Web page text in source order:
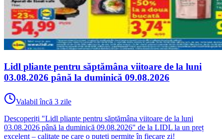
Lidl pliante pentru săptămâna viitoare de la luni
03.08.2026 până la duminică 09.08.2026
Valabil încă 3 zile
Descoperiți "Lidl pliante pentru săptămâna viitoare de la luni
03.08.2026 până la duminică 09.08.2026" de la LIDL la un preț
excelent – calitate pe care o puteți permite în fiecare zi!